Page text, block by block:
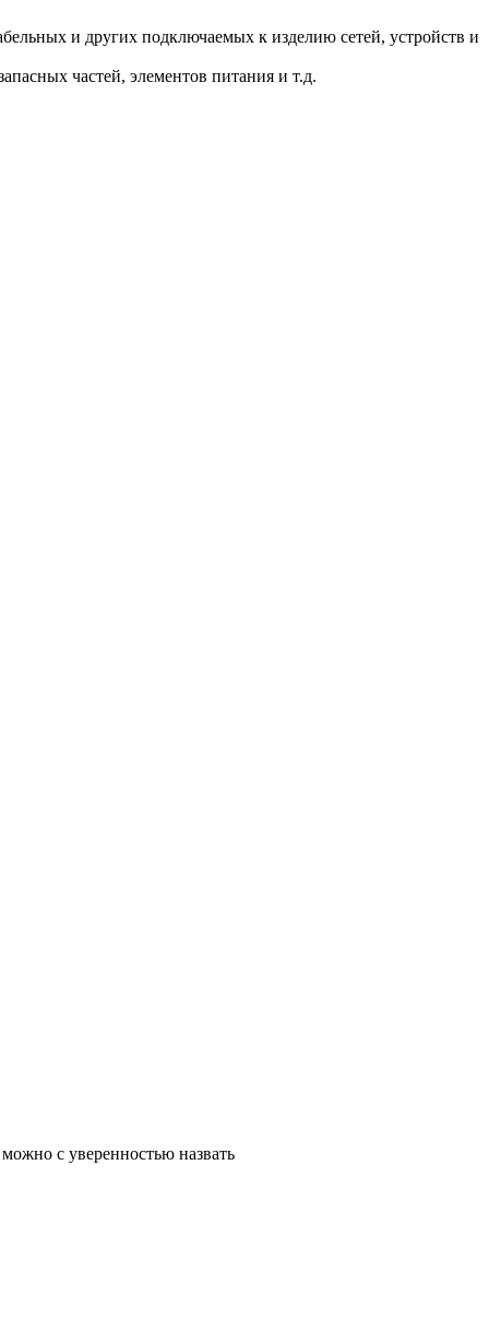
и других подключаемых к изделию сетей, устройств и
частей, элементов питания и т.д.
с уверенностью назвать